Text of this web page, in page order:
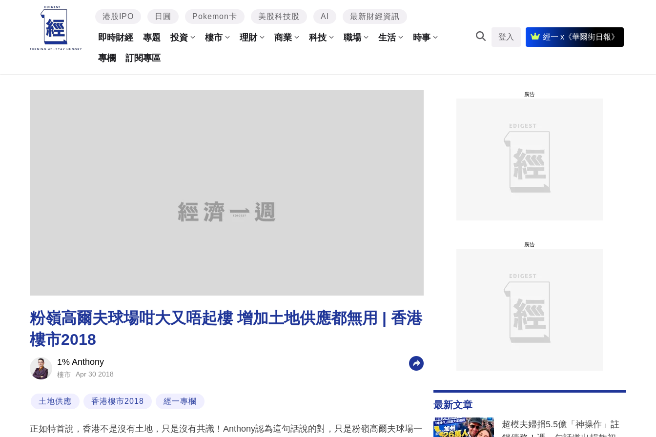
港股IPO 日圓 Pokemon卡 美股科技股 AI 最新財經資訊
即時財經 專題 投資 樓市 理財 商業 科技 職場 生活 時事
專欄 訂閱專區
登入 經一 x《華爾街日報》
粉嶺高爾夫球場咁大又唔起樓 增加土地供應都無用 | 香港
樓市2018
1% Anthony
樓市 Apr 30 2018
土地供應 香港樓市2018 經一專欄
正如特首說，香港不是沒有土地，只是沒有共識！Anthony認為這句話說的對，只是粉嶺高爾夫球場一
廣告
廣告
最新文章
超模夫婦捐5.5億「神操作」註